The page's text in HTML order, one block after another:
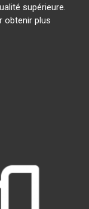
supérieure.
obtenir plus